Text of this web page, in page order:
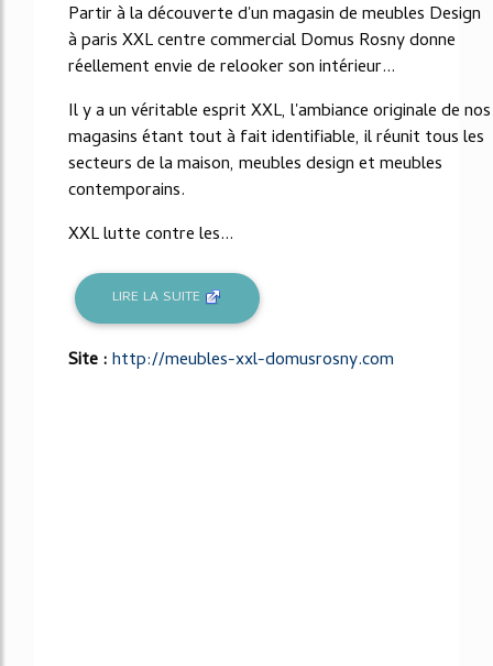
Partir à la découverte d'un magasin de meubles Design
à paris XXL centre commercial Domus Rosny donne
réellement envie de relooker son intérieur...
Il y a un véritable esprit XXL, l'ambiance originale de nos
magasins étant tout à fait identifiable, il réunit tous les
secteurs de la maison, meubles design et meubles
contemporains.
XXL lutte contre les...
LIRE LA SUITE
Site :http://meubles-xxl-domusrosny.com